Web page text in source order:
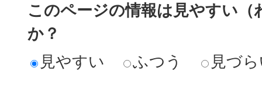
このページの情報は見やすい
か？
見やすい
ふつう 見づ